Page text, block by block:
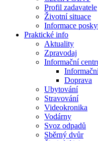
Profil zadavatele
Životní situace
Informace
Praktické info
Aktuality
Zpravodaj
Informační
Doprava
Ubytování
Stravování
Videokronika
Vodárny
Svoz odpadů
Sběrný dvůr